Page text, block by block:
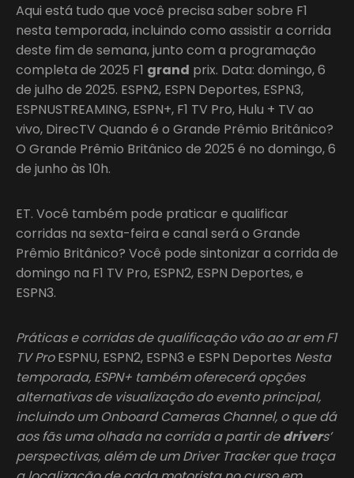
Aqui está tudo que você precisa saber sobre F1
nesta temporada, incluindo como assistir a corrida
deste fim de semana, junto com a programação
completa de 2025 F1 grand prix. Data: domingo, 6
de julho de 2025. ESPN2, ESPN Deportes, ESPN3,
ESPNUSTREAMING, ESPN+, F1 TV Pro, Hulu + TV ao
vivo, DirecTV Quando é o Grande Prêmio Britânico?
O Grande Prêmio Britânico de 2025 é no domingo, 6
de junho às 10h.
ET. Você também pode praticar e qualificar
corridas na sexta-feira e canal será o Grande
Prêmio Britânico? Você pode sintonizar a corrida de
domingo na F1 TV Pro, ESPN2, ESPN Deportes, e
ESPN3.
Práticas e corridas de qualificação vão ao ar em F1
TV ProESPNU, ESPN2, ESPN3 e ESPN Deportes Nesta
temporada, ESPN+ também oferecerá opções
alternativas de visualização do evento principal,
incluindo um Onboard Cameras Channel, o que dá
aos fãs uma olhada na corrida a partir dedrivers’
perspectivas, além de um Driver Tracker que traça